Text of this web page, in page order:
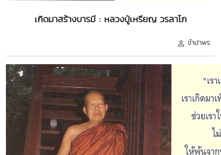
เกิดมาสร้างบารมี : หลวงปู่เหรียญ วรลาโภ
จำปาพร